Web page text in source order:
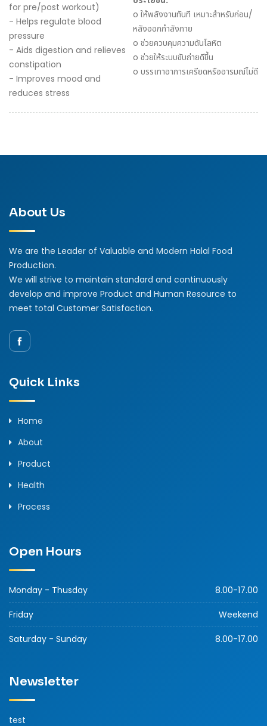
for pre/post workout)
- Helps regulate blood
pressure
- Aids digestion and relieves
constipation
- Improves mood and
reduces stress
o ให้พลังงานทันที เหมาะสำหรับก่อน/
หลังออกกำลังกาย
o ช่วยควบคุมความดันโลหิต
o ช่วยให้ระบบขับถ่ายดีขึ้น
o บรรเทาอาการเครียดหรืออารมณ์ไม่ดี
About Us
We are the Leader of Valuable and Modern Halal Food
Production.
We will strive to maintain standard and continuously
develop and improve Product and Human Resource to
meet total Customer Satisfaction.
Quick Links
Home
About
Product
Health
Process
Open Hours
Monday - Thusday 8.00-17.00
Friday Weekend
Saturday - Sunday 8.00-17.00
Newsletter
test